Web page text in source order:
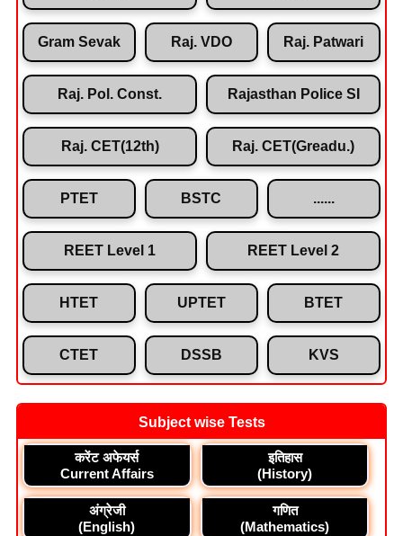
Gram Sevak Raj. VDO Raj. Patwari
Raj. Pol. Const. Rajasthan Police SI
Raj. CET(12th) Raj. CET(Greadu.)
PTET BSTC
REET Level 1 REET Level 2
HTET UPTET BTET
CTET DSSB KVS
Subject wise Tests
करेंट अफेयर्स
Current Affairs
इतिहास
(History)
अंग्रेजी
(English)
गणित
(Mathematics)